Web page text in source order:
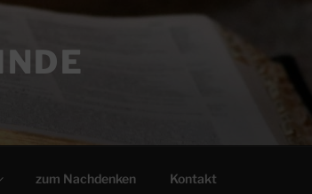
zum Nachdenken Kontakt